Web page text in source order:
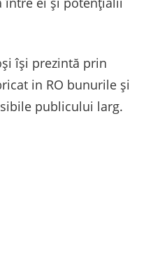
își prezintă prin
in RO bunurile și
publicului larg.